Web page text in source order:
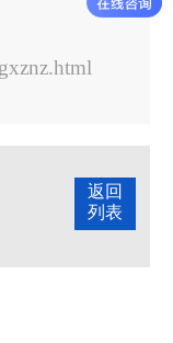
返回
列表